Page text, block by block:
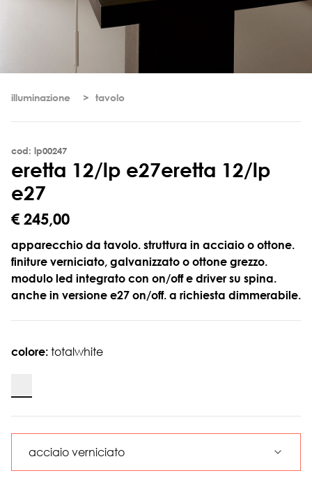
illuminazione tavolo
cod: lp00247
eretta 12/lp e27eretta 12/lp
e27
€ 245,00
apparecchio da tavolo. struttura in acciaio o ottone.
finiture verniciato, galvanizzato o ottone grezzo.
modulo led integrato con on/off e driver su spina.
anche in versione e27 on/off. a richiesta dimmerabile.
colore: totalwhite